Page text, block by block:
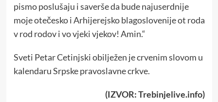
pismo poslušaju i saverše da bude najuserdnije
moje otečesko i Arhijerejsko blagoslovenije ot roda
v rod rodov i vo vjeki vjekov! Amin.“
Sveti Petar Cetinjski obilježen je crvenim slovom u
kalendaru Srpske pravoslavne crkve.
(IZVOR: Trebinjelive.info)